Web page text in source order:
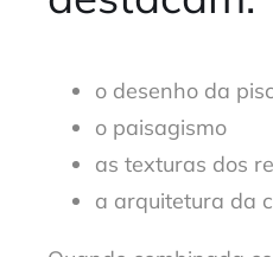
o desenho da
o paisagismo
as texturas dos
a arquitetura da